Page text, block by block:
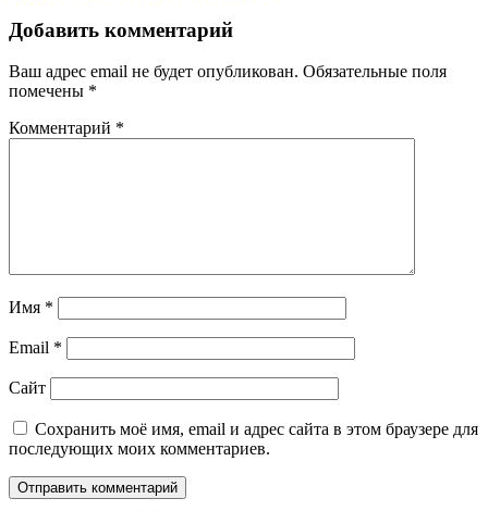
Добавить комментарий
Ваш адрес email не будет опубликован. Обязательные поля
помечены *
Комментарий *
Имя *
Email *
Сайт
Сохранить моё имя, email и адрес сайта в этом браузере для
последующих моих комментариев.